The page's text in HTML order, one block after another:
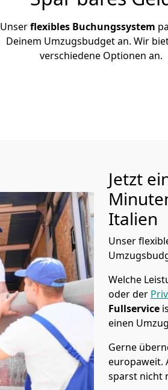
Unserflexibles Buchungssystem
Deinem Umzugsbudget an. Wir
verschiedene Optionen an.
Jetzt
Italien
Unser
Welche
oder der
Fullservice
einen
Gerne
europaweit.
sparst nicht